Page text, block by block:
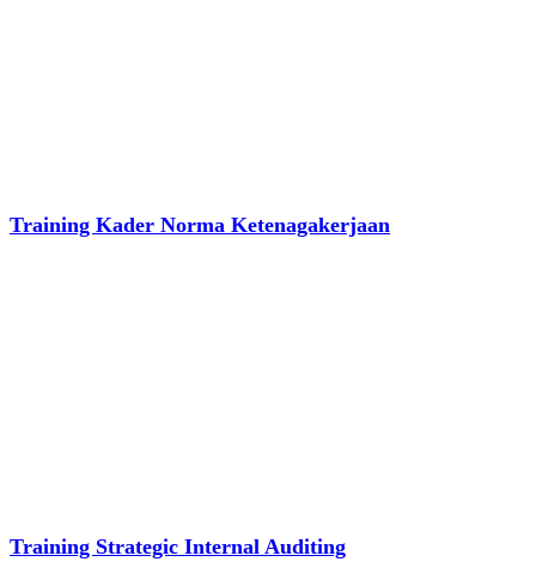
Training Kader Norma Ketenagakerjaan
Training Strategic Internal Auditing